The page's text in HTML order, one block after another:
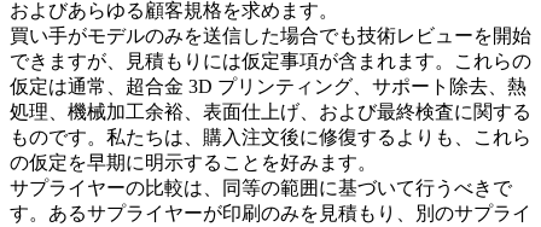
およびあらゆる顧客規格を求めます。
買い手がモデルのみを送信した場合でも技術レビューを開始
できますが、見積もりには仮定事項が含まれます。これらの
仮定は通常、 超合金 3D プリンティング、サポート除去、熱
処理、機械加工余裕、表面仕上げ、および最終検査に関する
ものです。私たちは、購入注文後に修復するよりも、これら
の仮定を早期に明示することを好みます。
サプライヤーの比較は、同等の範囲に基づいて行うべきで
す。あるサプライヤーが印刷のみを見積もり、別のサプライ